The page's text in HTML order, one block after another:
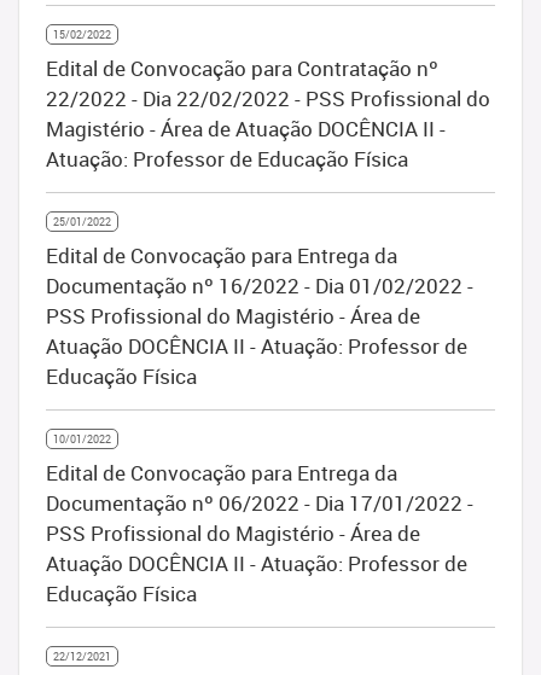
15/02/2022
Edital de Convocação para Contratação nº
22/2022 - Dia 22/02/2022 - PSS Profissional do
Magistério - Área de Atuação DOCÊNCIA II -
Atuação: Professor de Educação Física
25/01/2022
Edital de Convocação para Entrega da
Documentação nº 16/2022 - Dia 01/02/2022 -
PSS Profissional do Magistério - Área de
Atuação DOCÊNCIA II - Atuação: Professor de
Educação Física
10/01/2022
Edital de Convocação para Entrega da
Documentação nº 06/2022 - Dia 17/01/2022 -
PSS Profissional do Magistério - Área de
Atuação DOCÊNCIA II - Atuação: Professor de
Educação Física
22/12/2021